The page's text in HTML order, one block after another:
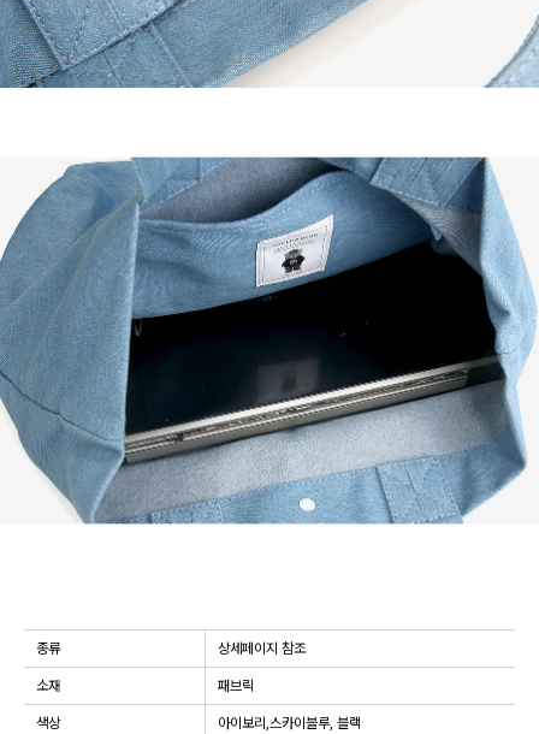
종류 상세페이지 참조
소재 패브릭
색상 아이보리,스카이블루, 블랙